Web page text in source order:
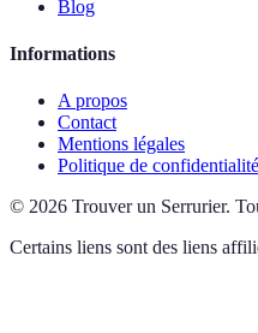
Blog
Informations
A propos
Contact
Mentions légales
Politique de confidentialité
© 2026 Trouver un Serrurier.
Certains liens sont des liens